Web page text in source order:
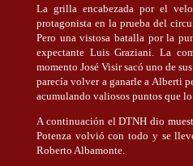
La grilla encabezada por el
protagonista en la prueba del
Pero una vistosa batalla por la
expectante Luis Graziani. La
momento José Visir sacó uno de
parecía volver a ganarle a Alberti
acumulando valiosos puntos que
A continuación el DTNH dio
Potenza volvió con todo y se
Roberto Albamonte.